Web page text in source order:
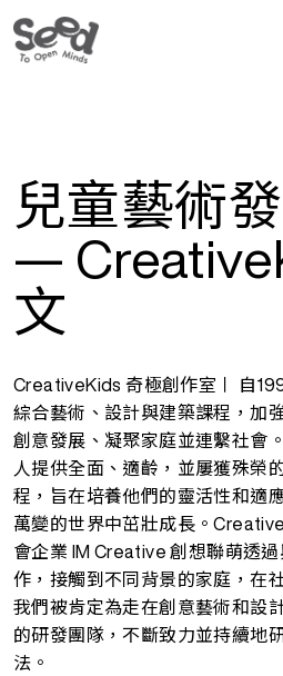
兒童藝術
—
文
CreativeKids 奇極創作室〡 自
綜合藝術、設計與建築課程，加
創意發展、凝聚家庭並連繫社會
人提供全面、適齡，並屢獲殊榮
程，旨在培養他們的靈活性和適
萬變的世界中茁壯成長。
會企業 IM Creative 創想聯萌透
作，接觸到不同背景的家庭，在
我們被肯定為走在創意藝術和設
的研發團隊，不斷致力並持續地
法。